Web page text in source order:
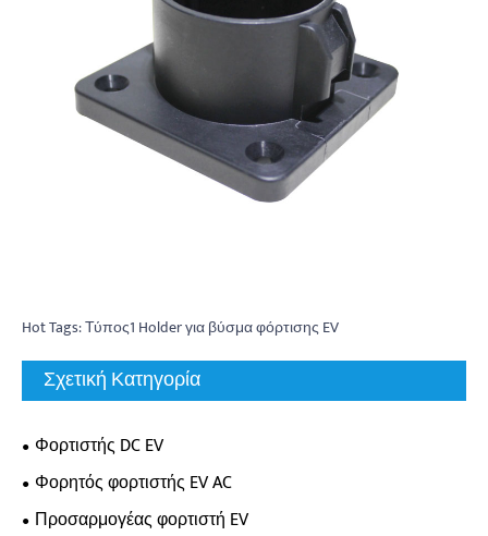
Hot Tags: Τύπος1 Holder για βύσμα φόρτισης EV
Σχετική Κατηγορία
Φορτιστής DC EV
Φορητός φορτιστής EV AC
Προσαρμογέας φορτιστή EV